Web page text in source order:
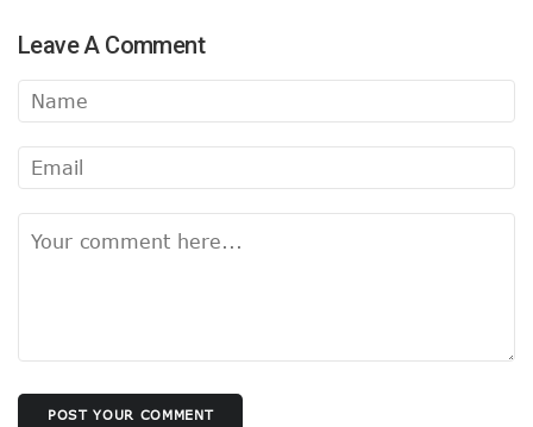
Leave A Comment
POST YOUR COMMENT